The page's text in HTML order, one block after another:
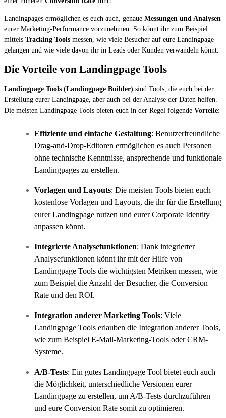
Landingpages ermöglichen es euch auch, genaue Messungen und Analysen
eurer Marketing-Performance vorzunehmen. So könnt ihr zum Beispiel
mittels Tracking Tools messen, wie viele Besucher auf eure Landingpage
gelangen und wie viele davon ihr in Leads oder Kunden verwandeln könnt.
Die Vorteile von Landingpage Tools
Landingpage Tools (Landingpage Builder) sind Tools, die euch bei der
Erstellung eurer Landingpage, aber auch bei der Analyse der Daten helfen.
Die meisten Landingpage Tools bieten euch in der Regel folgende Vorteile:
Effiziente und einfache Gestaltung: Benutzerfreundliche
Drag-and-Drop-Editoren ermöglichen es auch Personen
ohne technische Kenntnisse, ansprechende und funktionale
Landingpages zu erstellen.
Vorlagen und Layouts: Die meisten Tools bieten euch
kostenlose Vorlagen und Layouts, die ihr für die Erstellung
eurer Landingpage nutzen und eurer Corporate Identity
anpassen könnt.
Integrierte Analysefunktionen: Dank integrierter
Analysefunktionen könnt ihr mit der Hilfe von
Landingpage Tools die wichtigsten Metriken messen, wie
zum Beispiel die Anzahl der Besucher, die Conversion
Rate und den ROI.
Integration anderer Marketing Tools: Viele
Landingpage Tools erlauben die Integration anderer Tools,
wie zum Beispiel E-Mail-Marketing-Tools oder CRM-
Systeme.
A/B-Tests: Ein gutes Landingpage Tool bietet euch auch
die Möglichkeit, unterschiedliche Versionen eurer
Landingpage zu erstellen, um A/B-Tests durchzuführen
und eure Conversion Rate somit zu optimieren.